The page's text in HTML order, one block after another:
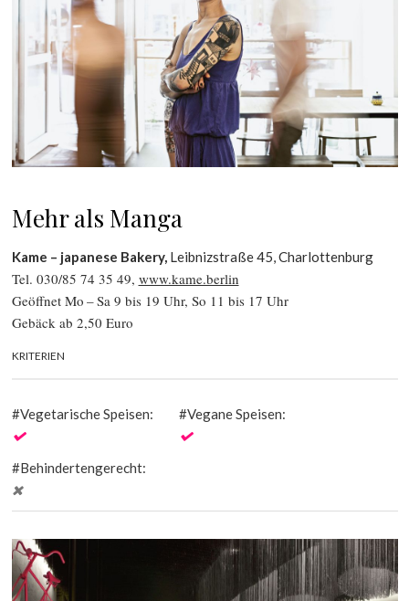
Mehr als Manga
Kame – japanese Bakery,Leibnizstraße 45, Charlottenburg
Tel. 030/85 74 35 49, www.kame.berlin
Geöffnet Mo – Sa 9 bis 19 Uhr, So 11 bis 17 Uhr
Gebäck ab 2,50 Euro
KRITERIEN
Vegetarische Speisen: Vegane Speisen:
Behindertengerecht: